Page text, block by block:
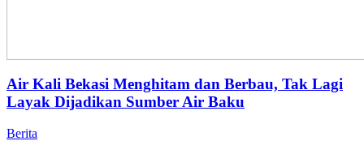
Air Kali Bekasi Menghitam dan Berbau, Tak Lagi
Layak Dijadikan Sumber Air Baku
Berita